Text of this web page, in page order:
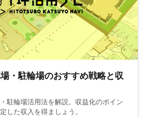
・駐輪場のおすすめ戦略と収
駐輪場活用法を解説。収益化のポイン
した収入を得ましょう。